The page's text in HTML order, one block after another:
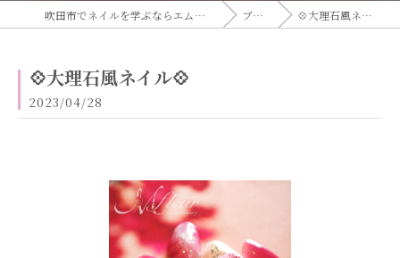
吹田市でネイルを学ぶならエムフルール ブログ 💠大理石風ネイル💠
💠大理石風ネイル💠
2023/04/28